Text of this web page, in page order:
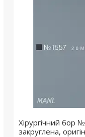
Хірургічний бор
закруглена,